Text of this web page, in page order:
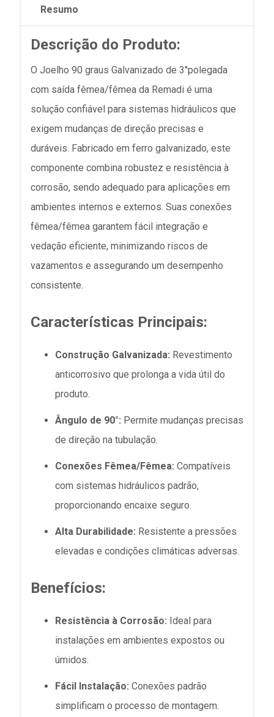
Resumo
Descrição do Produto:
O Joelho 90 graus Galvanizado de 3''polegada
com saída fêmea/fêmea da Remadi é uma
solução confiável para sistemas hidráulicos que
exigem mudanças de direção precisas e
duráveis. Fabricado em ferro galvanizado, este
componente combina robustez e resistência à
corrosão, sendo adequado para aplicações em
ambientes internos e externos. Suas conexões
fêmea/fêmea garantem fácil integração e
vedação eficiente, minimizando riscos de
vazamentos e assegurando um desempenho
consistente.
Características Principais:
Construção Galvanizada: Revestimento
anticorrosivo que prolonga a vida útil do
produto.
Ângulo de 90°: Permite mudanças precisas
de direção na tubulação.
Conexões Fêmea/Fêmea: Compatíveis
com sistemas hidráulicos padrão,
proporcionando encaixe seguro.
Alta Durabilidade: Resistente a pressões
elevadas e condições climáticas adversas.
Benefícios:
Resistência à Corrosão: Ideal para
instalações em ambientes expostos ou
úmidos.
Fácil Instalação: Conexões padrão
simplificam o processo de montagem.